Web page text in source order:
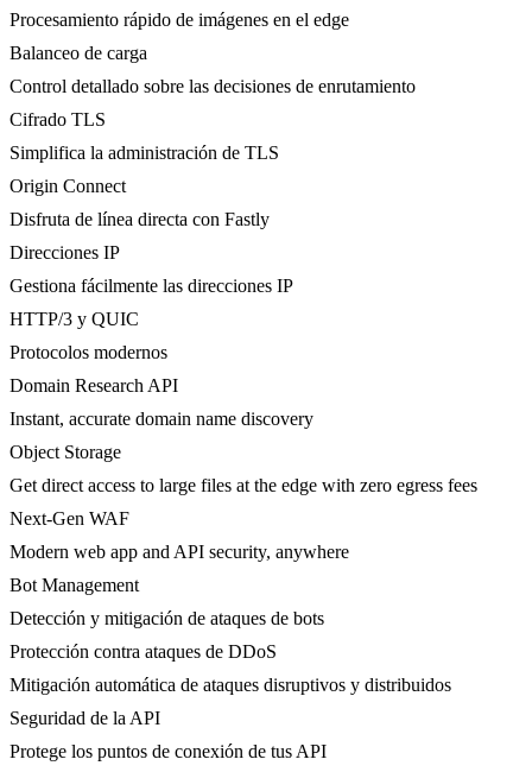
Procesamiento rápido de imágenes en el edge
Balanceo de carga
Control detallado sobre las decisiones de enrutamiento
Cifrado TLS
Simplifica la administración de TLS
Origin Connect
Disfruta de línea directa con Fastly
Direcciones IP
Gestiona fácilmente las direcciones IP
HTTP/3 y QUIC
Protocolos modernos
Domain Research API
Instant, accurate domain name discovery
Object Storage
Get direct access to large files at the edge with zero egress fees
Next-Gen WAF
Modern web app and API security, anywhere
Bot Management
Detección y mitigación de ataques de bots
Protección contra ataques de DDoS
Mitigación automática de ataques disruptivos y distribuidos
Seguridad de la API
Protege los puntos de conexión de tus API